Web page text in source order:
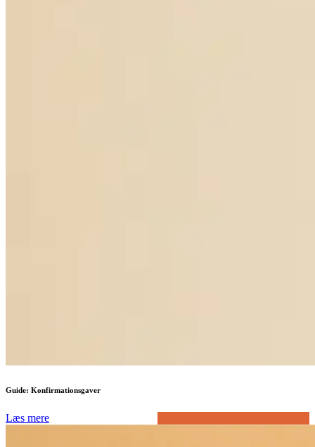
Guide: Konfirmationsgaver
Læs mere